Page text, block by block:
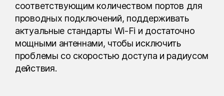
соответствующим количеством портов для
проводных подключений, поддерживать
актуальные стандарты Wi-Fi и достаточно
мощными антеннами, чтобы исключить
проблемы со скоростью доступа и радиусом
действия.